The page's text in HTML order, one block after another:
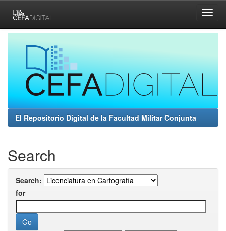
navigation
El Repositorio Digital de la Facultad Militar Conjunta
Search
Search:
for